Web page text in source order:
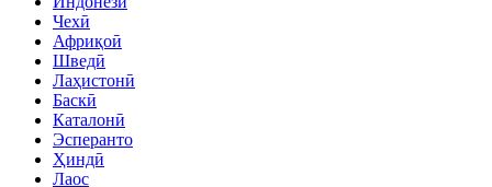
Чехӣ
Африқоӣ
Шведӣ
Лаҳистонӣ
Баскӣ
Каталонӣ
Эсперанто
Ҳиндӣ
Лаос